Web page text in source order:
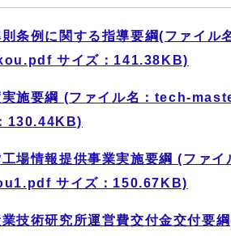
条例に関する指導要綱(ファイル
サイズ：141.38KB)
実施要綱 (ファイル名：tech-
130.44KB)
場情報提供事業実施要綱 (ファイ
サイズ：150.67KB)
技術研究所運営費交付金交付要綱